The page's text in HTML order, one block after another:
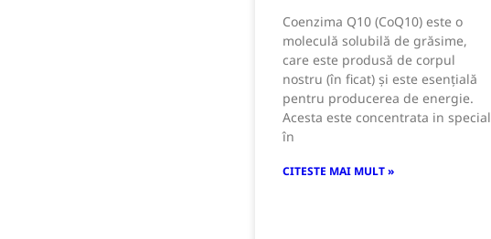
Coenzima Q10 (CoQ10) este o
moleculă solubilă de grăsime,
care este produsă de corpul
nostru (în ficat) și este esențială
pentru producerea de energie.
Acesta este concentrata in special
în
CITESTE MAI MULT »